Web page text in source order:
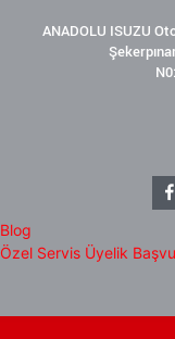
ANADOLU ISUZU
Blog
Özel Servis Üyelik